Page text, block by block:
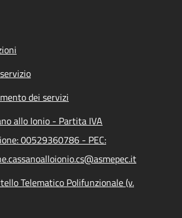
dei servizi
allo Ionio - Partita IVA
00529360786 - PEC:
Telematico Polifunzionale (v.